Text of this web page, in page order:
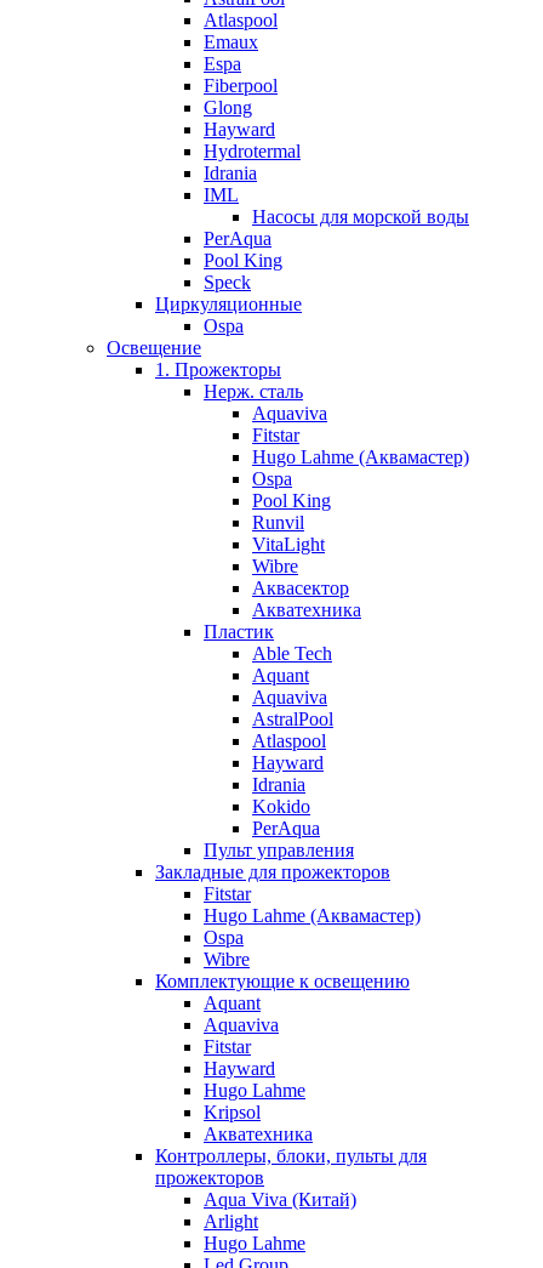
Atlaspool
Emaux
Espa
Fiberpool
Glong
Hayward
Hydrotermal
Idrania
IML
Насосы для морской воды
PerAqua
Pool King
Speck
Циркуляционные
Ospa
Освещение
1. Прожекторы
Нерж. сталь
Aquaviva
Fitstar
Hugo Lahme (Аквамастер)
Ospa
Pool King
Runvil
VitaLight
Wibre
Аквасектор
Акватехника
Пластик
Able Tech
Aquant
Aquaviva
AstralPool
Atlaspool
Hayward
Idrania
Kokido
PerAqua
Пульт управления
Закладные для прожекторов
Fitstar
Hugo Lahme (Аквамастер)
Ospa
Wibre
Комплектующие к освещению
Aquant
Aquaviva
Fitstar
Hayward
Hugo Lahme
Kripsol
Акватехника
Контроллеры, блоки, пульты для
прожекторов
Aqua Viva (Китай)
Arlight
Hugo Lahme